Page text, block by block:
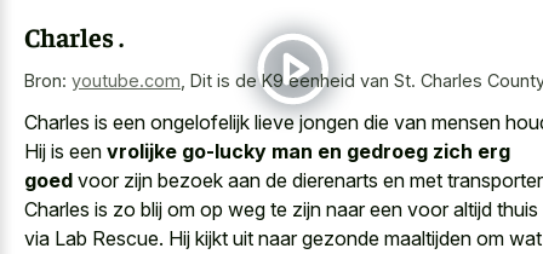
Charles .
Bron: youtube.com Dit is de K9 eenheid van St. Charles
Charles is een ongelofelijk lieve jongen die van mensen
Hij is een vrolijke go-lucky man en gedroeg zich erg
goed voor zijn bezoek aan de dierenarts en met
Charles is zo blij om op weg te zijn naar een voor altijd thuis
via Lab Rescue. Hij kijkt uit naargezonde maaltijden om wat